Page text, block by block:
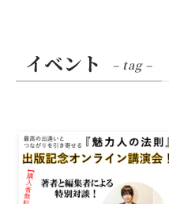
イベント – tag –